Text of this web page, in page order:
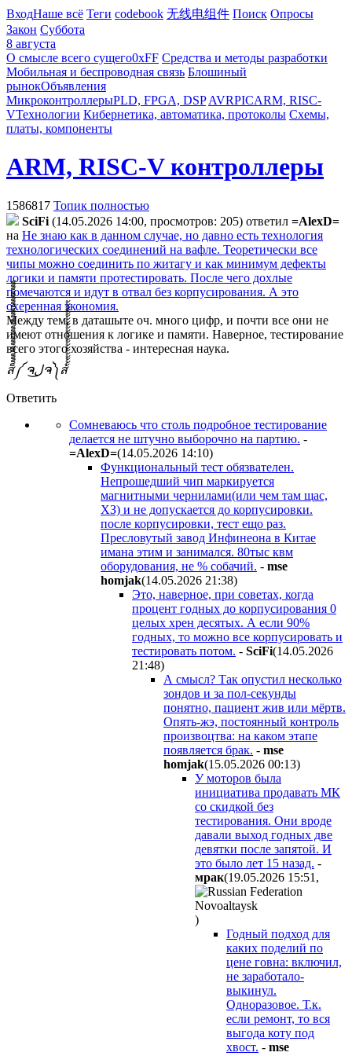
ВходНаше всё Теги codebook 无线电组件 Поиск Опросы
Закон Суббота
8 августа
О смысле всего сущего0xFF Средства и методы разработки
Мобильная и беспроводная связь Блошиный
рынокОбъявления
МикроконтроллерыPLD, FPGA, DSP AVRPICARM, RISC-
VТехнологии Кибернетика, автоматика, протоколы Схемы,
платы, компоненты
ARM, RISC-V контроллеры
1586817 Топик полностью
SciFi (14.05.2026 14:00, просмотров: 205) ответил =AlexD=
на Не знаю как в данном случае, но давно есть технология
технологических соединений на вафле. Теоретически все
чипы можно соединить по житагу и как минимум дефекты
логики и памяти протестировать. После чего дохлые
помечаются и идут в отвал без корпусирования. А это
охеренная экономия.
Между тем, в даташыте оч. много цифр, и почти все они не
имеют отношения к логике и памяти. Наверное, тестирование
всего этого хозяйства - интересная наука.
ส็็็็็็็็็็็็็็็็็็็็็็็็็༼ ຈل͜ຈ༽ส้้้้้้้้้้้้้้้้้้้้้้้
Ответить
Сомневаюсь что столь подробное тестирование
делается не штучно выборочно на партию. -
=AlexD=(14.05.2026 14:10)
Функциональный тест обязвателен.
Непрошедший чип маркируется
магнитными чернилами(или чем там щас,
ХЗ) и не допускается до корпусировки.
после корпусировки, тест ещо раз.
Пресловутый завод Инфинеона в Китае
имана этим и занимался. 80тыс квм
оборудования, не % собачий. - mse
homjak(14.05.2026 21:38)
Это, наверное, при советах, когда
процент годных до корпусирования 0
целых хрен десятых. А если 90%
годных, то можно все корпусировать и
тестировать потом. - SciFi(14.05.2026
21:48)
А смысл? Так опустил несколько
зондов и за пол-секунды
понятно, пациент жив или мёртв.
Опять-жэ, постоянный контроль
произвоцтва: на каком этапе
появляется брак. - mse
homjak(15.05.2026 00:13)
У моторов была
инициатива продавать МК
со скидкой без
тестирования. Они вроде
давали выход годных две
девятки после запятой. И
это было лет 15 назад. -
мpaк(19.05.2026 15:51 ,
)
Годный подход для
каких поделий по
цене говна: включил,
не заработало-
выкинул.
Одноразовое. Т.к.
если ремонт, то вся
выгода коту под
хвост. - mse